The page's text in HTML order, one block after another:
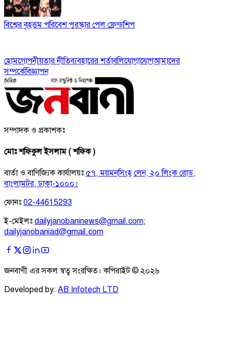
বিশ্বের বৃহত্তম পরিবেশ পুরস্কার পেল ফ্রেন্ডশিপ
হোমগোপনীয়তার নীতিব্যবহারের শর্তাবলিযোগাযোগআমাদের
সম্পর্কেবিজ্ঞাপন
সম্পাদক ও প্রকাশকঃ
মোঃ শফিকুল ইসলাম ( শফিক )
বার্তা ও বাণিজ্যিক কার্যালয়ঃ ৫৭, ময়মনসিংহ লেন, ২০ লিংক রোড,
বাংলামটর, ঢাকা-১০০০।
ফোনঃ 02-44615293
ই-মেইলঃ dailyjanobaninews@gmail.com;
dailyjanobaniad@gmail.com
জনবাণী এর সকল স্বত্ব সংরক্ষিত। কপিরাইট © ২০২৬
Developed by: AB Infotech LTD